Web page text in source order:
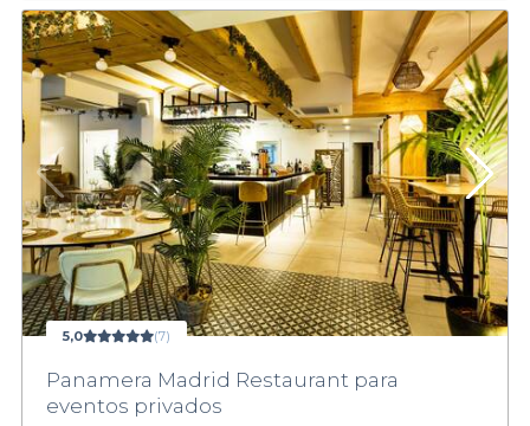
5,0 (7)
Panamera Madrid Restaurant para
eventos privados